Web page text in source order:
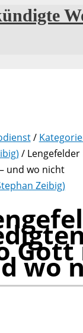
/
/ Lengefelder
und wo nicht
Zeibig)
Gott
wo